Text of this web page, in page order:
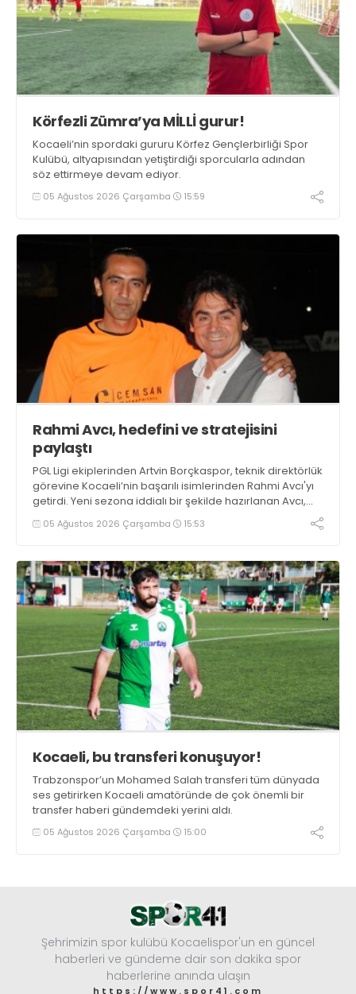
Körfezli Zümra’ya MİLLİ gurur!
Kocaeli’nin spordaki gururu Körfez Gençlerbirliği Spor
Kulübü, altyapısından yetiştirdiği sporcularla adından
söz ettirmeye devam ediyor.
05 Ağustos 2026 Çarşamba 15:59
Rahmi Avcı, hedefini ve stratejisini
paylaştı
PGL Ligi ekiplerinden Artvin Borçkaspor, teknik direktörlük
görevine Kocaeli’nin başarılı isimlerinden Rahmi Avcı'yı
getirdi. Yeni sezona iddialı bir şekilde hazırlanan Avcı,
duygularını aktardı.
05 Ağustos 2026 Çarşamba 15:53
Kocaeli, bu transferi konuşuyor!
Trabzonspor’un Mohamed Salah transferi tüm dünyada
ses getirirken Kocaeli amatöründe de çok önemli bir
transfer haberi gündemdeki yerini aldı.
05 Ağustos 2026 Çarşamba 15:00
Şehrimizin spor kulübü Kocaelispor'un en güncel
haberleri ve gündeme dair son dakika spor
haberlerine anında ulaşın
https://www.spor41.com